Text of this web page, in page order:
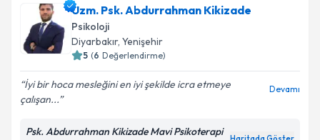
Takvim Talebini Gönder
Psk. Dan. Fatma YÜCEL TEMİZKANiçin randevu
takvimi talebi oluşturun. Size bu uzmandan randevu
almanız için bir takvim hazırlandığında e-posta ile
bilgilendireceğiz.
E-posta Adresiniz
Uzm. Psk. Abdurrahman Kikizade
Psikoloji
Diyarbakır, Yenişehir
5 (6 Değerlendirme)
İyi bir hoca mesleğini en iyi şekilde icra etmeye
çalışan...
Devamı
Psk. Abdurrahman Kikizade Mavi Psikoterapi